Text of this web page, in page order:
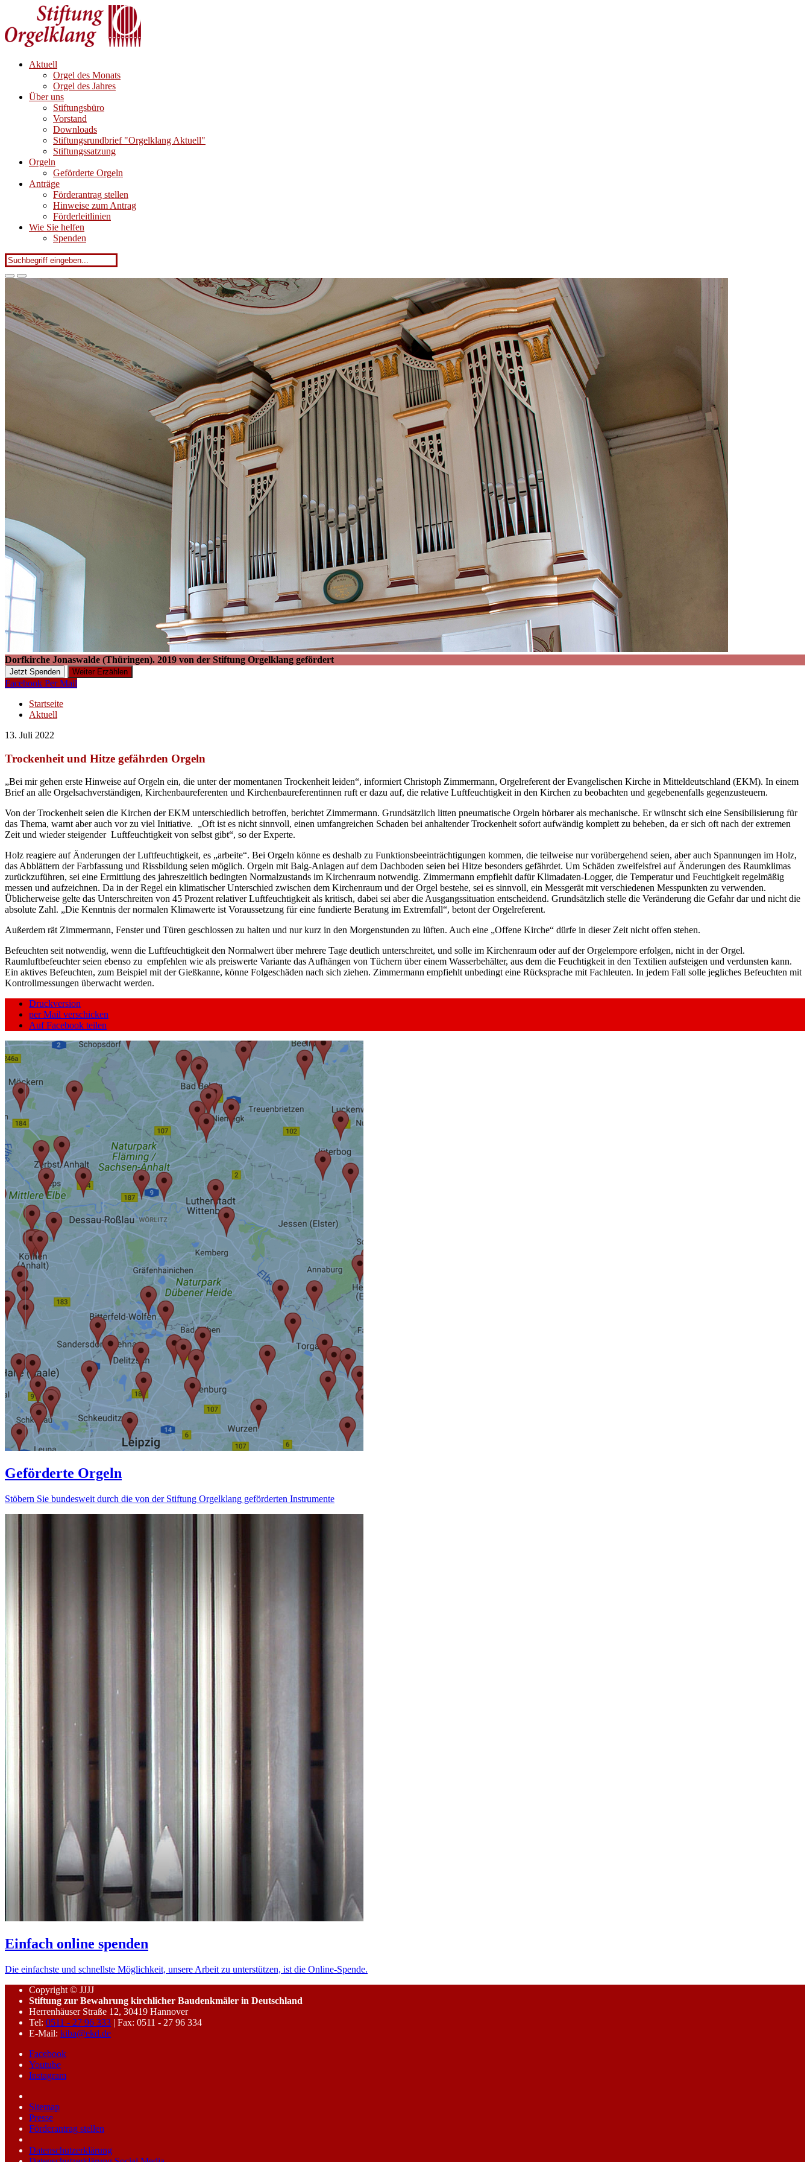
Aktuell
Orgel des Monats
Orgel des Jahres
Über uns
Stiftungsbüro
Vorstand
Downloads
Stiftungsrundbrief "Orgelklang Aktuell"
Stiftungssatzung
Orgeln
Geförderte Orgeln
Anträge
Förderantrag stellen
Hinweise zum Antrag
Förderleitlinien
Wie Sie helfen
Spenden
Dorfkirche Jonaswalde (Thüringen). 2019 von der Stiftung Orgelklang gefördert
Jetzt Spenden Weiter Erzählen
Facebook Per Mail
Startseite
Aktuell
13. Juli 2022
Trockenheit und Hitze gefährden Orgeln
„Bei mir gehen erste Hinweise auf Orgeln ein, die unter der momentanen Trockenheit leiden“, informiert Christoph Zimmermann, Orgelreferent der Evangelischen Kirche in Mitteldeutschland (EKM). In einem
Brief an alle Orgelsachverständigen, Kirchenbaureferenten und Kirchenbaureferentinnen ruft er dazu auf, die relative Luftfeuchtigkeit in den Kirchen zu beobachten und gegebenenfalls gegenzusteuern.
Von der Trockenheit seien die Kirchen der EKM unterschiedlich betroffen, berichtet Zimmermann. Grundsätzlich litten pneumatische Orgeln hörbarer als mechanische. Er wünscht sich eine Sensibilisierung für
das Thema, warnt aber auch vor zu viel Initiative. „Oft ist es nicht sinnvoll, einen umfangreichen Schaden bei anhaltender Trockenheit sofort aufwändig komplett zu beheben, da er sich oft nach der extremen
Zeit und wieder steigender Luftfeuchtigkeit von selbst gibt“, so der Experte.
Holz reagiere auf Änderungen der Luftfeuchtigkeit, es „arbeite“. Bei Orgeln könne es deshalb zu Funktionsbeeinträchtigungen kommen, die teilweise nur vorübergehend seien, aber auch Spannungen im Holz,
das Abblättern der Farbfassung und Rissbildung seien möglich. Orgeln mit Balg-Anlagen auf dem Dachboden seien bei Hitze besonders gefährdet. Um Schäden zweifelsfrei auf Änderungen des Raumklimas
zurückzuführen, sei eine Ermittlung des jahreszeitlich bedingten Normalzustands im Kirchenraum notwendig. Zimmermann empfiehlt dafür Klimadaten-Logger, die Temperatur und Feuchtigkeit regelmäßig
messen und aufzeichnen. Da in der Regel ein klimatischer Unterschied zwischen dem Kirchenraum und der Orgel bestehe, sei es sinnvoll, ein Messgerät mit verschiedenen Messpunkten zu verwenden.
Üblicherweise gelte das Unterschreiten von 45 Prozent relativer Luftfeuchtigkeit als kritisch, dabei sei aber die Ausgangssituation entscheidend. Grundsätzlich stelle die Veränderung die Gefahr dar und nicht die
absolute Zahl. „Die Kenntnis der normalen Klimawerte ist Voraussetzung für eine fundierte Beratung im Extremfall“, betont der Orgelreferent.
Außerdem rät Zimmermann, Fenster und Türen geschlossen zu halten und nur kurz in den Morgenstunden zu lüften. Auch eine „Offene Kirche“ dürfe in dieser Zeit nicht offen stehen.
Befeuchten seit notwendig, wenn die Luftfeuchtigkeit den Normalwert über mehrere Tage deutlich unterschreitet, und solle im Kirchenraum oder auf der Orgelempore erfolgen, nicht in der Orgel.
Raumluftbefeuchter seien ebenso zu empfehlen wie als preiswerte Variante das Aufhängen von Tüchern über einem Wasserbehälter, aus dem die Feuchtigkeit in den Textilien aufsteigen und verdunsten kann.
Ein aktives Befeuchten, zum Beispiel mit der Gießkanne, könne Folgeschäden nach sich ziehen. Zimmermann empfiehlt unbedingt eine Rücksprache mit Fachleuten. In jedem Fall solle jegliches Befeuchten mit
Kontrollmessungen überwacht werden.
Druckversion
per Mail verschicken
Auf Facebook teilen
Geförderte Orgeln
Stöbern Sie bundesweit durch die von der Stiftung Orgelklang geförderten Instrumente
Einfach online spenden
Die einfachste und schnellste Möglichkeit, unsere Arbeit zu unterstützen, ist die Online-Spende.
Copyright © JJJJ
Stiftung zur Bewahrung kirchlicher Baudenkmäler in Deutschland
Herrenhäuser Straße 12, 30419 Hannover
Tel: 0511 - 27 96 333 | Fax: 0511 - 27 96 334
E-Mail: kiba@ekd.de
Facebook
Youtube
Instagram
Sitemap
Presse
Förderantrag stellen
Datenschutzerklärung